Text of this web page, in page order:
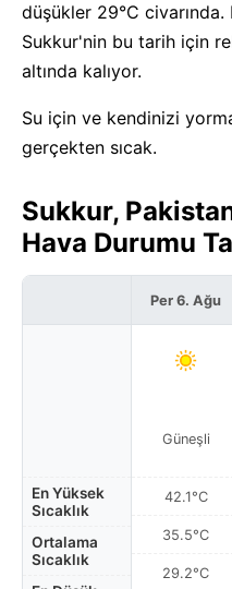
düşükler 29°C civarında.
Sukkur'nin bu tarih için
altında kalıyor.
Su için ve kendinizi
gerçekten sıcak.
Sukkur,
Hava Durumu
En Yüksek
Sıcaklık
Ortalama
Sıcaklık
Per 6. Ağu
Güneşli
42.1°C
35.5°C
29.2°C